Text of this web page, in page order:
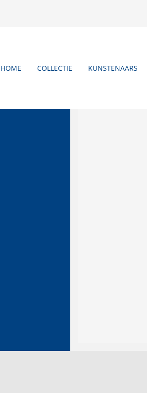
HOME COLLECTIE KUNSTENAARS